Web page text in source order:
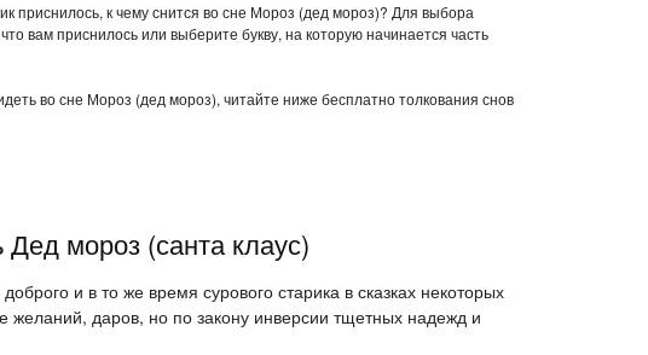
приснилось, к чему снится во сне Мороз (дед мороз)? Для выбора
вам приснилось или выберите букву, на которую начинается часть
во сне Мороз (дед мороз), читайте ниже бесплатно толкования снов
Дед мороз (санта клаус)
и в то же время сурового старика в сказках некоторых
желаний, даров, но по закону инверсии тщетных надежд и